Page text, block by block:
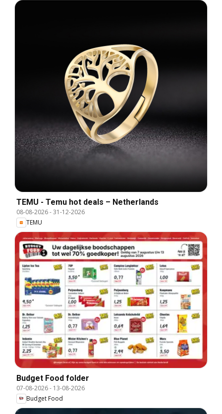
TEMU - Temu hot deals – Netherlands
08-08-2026-31-12-2026
TEMU
Budget Food folder
07-08-2026- 13-08-2026
Budget Food